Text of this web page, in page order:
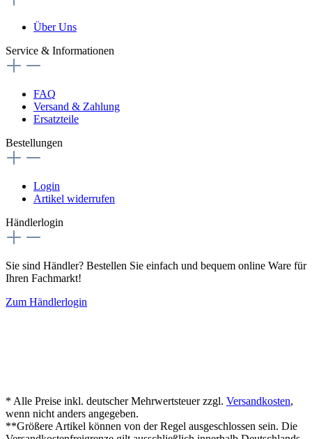
Über Uns
Service & Informationen
FAQ
Versand & Zahlung
Ersatzteile
Bestellungen
Login
Artikel widerrufen
Händlerlogin
Sie sind Händler? Bestellen Sie einfach und bequem online Ware für
Ihren Fachmarkt!
Zum Händlerlogin
* Alle Preise inkl. deutscher Mehrwertsteuer zzgl. Versandkosten,
wenn nicht anders angegeben.
**Größere Artikel können von der Regel ausgeschlossen sein. Die